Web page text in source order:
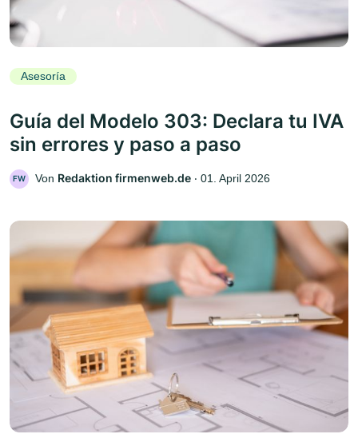
Asesoría
Guía del Modelo 303: Declara tu IVA
sin errores y paso a paso
FW Von Redaktion firmenweb.de ‧ 01. April 2026